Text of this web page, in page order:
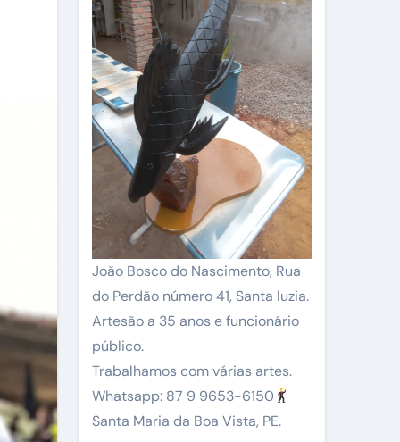
João Bosco do Nascimento, Rua
do Perdão número 41, Santa luzia.
Artesão a 35 anos e funcionário
público.
Trabalhamos com várias artes.
Whatsapp: 87 9 9653-6150
Santa Maria da Boa Vista, PE.